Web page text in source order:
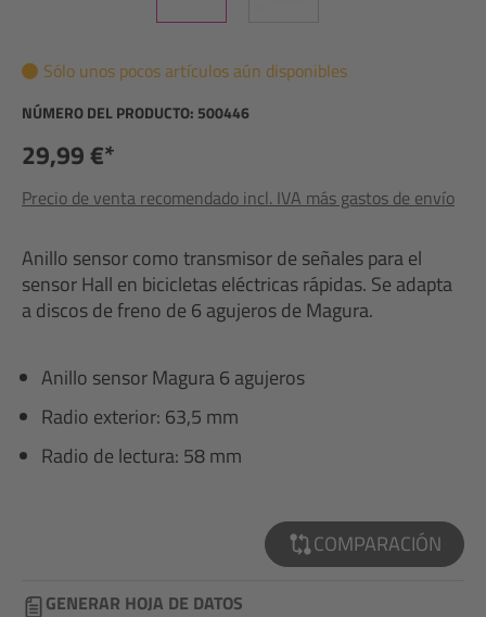
Sólo unos pocos artículos aún disponibles
NÚMERO DEL PRODUCTO: 500446
29,99 €*
Precio de venta recomendado incl. IVA más gastos de envío
Anillo sensor como transmisor de señales para el
sensor Hall en bicicletas eléctricas rápidas. Se adapta
a discos de freno de 6 agujeros de Magura.
Anillo sensor Magura 6 agujeros
Radio exterior: 63,5 mm
Radio de lectura: 58 mm
COMPARACIÓN
GENERAR HOJA DE DATOS